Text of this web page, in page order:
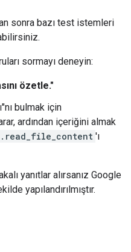
sonra bazı test istemleri
sormayı deneyin:
özetle."
bulmak için
ardından içeriğini almak
'ı
yanıtlar alırsanız Google
yapılandırılmıştır.